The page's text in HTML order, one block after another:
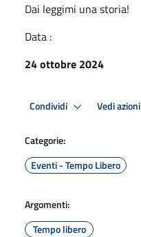
Dai leggimi una storia!
Data :
24 ottobre 2024
Condividi Vedi azioni
Categorie:
Eventi - Tempo Libero
Argomenti:
Tempo libero